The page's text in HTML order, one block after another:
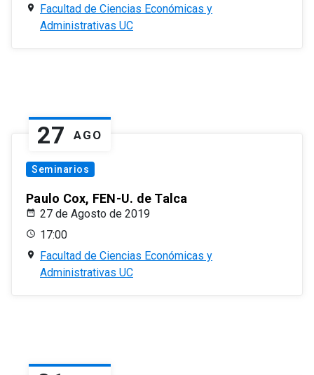
Facultad de Ciencias Económicas y
Administrativas UC
27 AGO
Seminarios
Paulo Cox, FEN-U. de Talca
27 de Agosto de 2019
17:00
Facultad de Ciencias Económicas y
Administrativas UC